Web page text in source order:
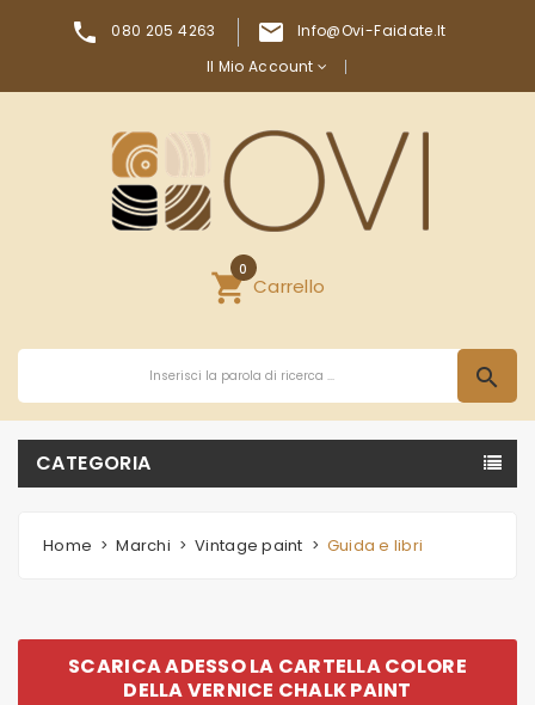
 080 205 4263 
Info@ovi-Faidate.it
Il Mio Account
shopping_cartCarrello
0
search
CATEGORIA
Home Marchi Vintage paint Guida e libri
SCARICA ADESSO LA CARTELLA COLORE
DELLA VERNICE CHALK PAINT